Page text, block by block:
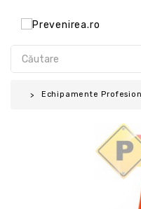
Echipamente